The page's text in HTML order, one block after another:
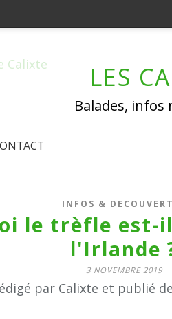
LES
Balades,
INFOS &
le trèfle est-
l'Irlande
3 NOVEMBRE 2019
par Calixte et publié